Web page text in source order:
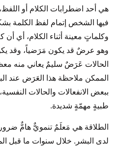
هي أحد اضطرابات الكلام أو
فيها الشخص إتمام لفظ الكلمة
وكلماتٍ معينة أثناء الكلام، أي أن
وهو عرضٌ قد يكون مَرَضياً، وقد
الحالات عَرَضٌ سليمٌ يعاني منه
الممكن ملاحظة هذا العَرَض عند
ببعض الانفعالات والحالات
طبيةٍ مهمّةٍ شديدة.
الطلاقة هي مَعلَمٌ تنمويٌّ هامٌّ
لدى البشر. خلال سنوات ما قبل